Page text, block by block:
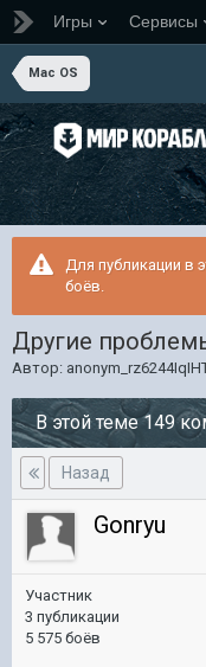
Игры Сервисы
Mac OS
Для публикации в
боёв.
Другие
Автор:
В этой теме 149
Назад
Gonryu
Участник
3 публикации
5 575 боёв